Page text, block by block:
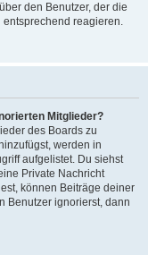
den Benutzer, der die
entsprechend reagieren.
Mitglieder?
des Boards zu
werden in
aufgelistet. Du siehst
Private Nachricht
können Beiträge deiner
Benutzer ignorierst, dann